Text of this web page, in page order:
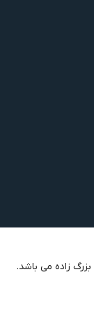
زاده می باشد.